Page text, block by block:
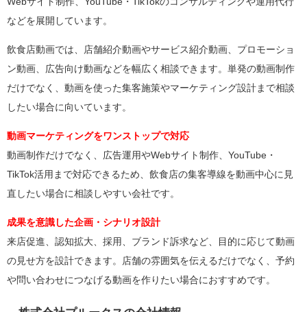
などを展開しています。
飲食店動画では、店舗紹介動画やサービス紹介動画、プロモーショ
ン動画、広告向け動画などを幅広く相談できます。単発の動画制作
だけでなく、動画を使った集客施策やマーケティング設計まで相談
したい場合に向いています。
動画マーケティングをワンストップで対応
動画制作だけでなく、広告運用やWebサイト制作、YouTube・
TikTok活用まで対応できるため、飲食店の集客導線を動画中心に見
直したい場合に相談しやすい会社です。
成果を意識した企画・シナリオ設計
来店促進、認知拡大、採用、ブランド訴求など、目的に応じて動画
の見せ方を設計できます。店舗の雰囲気を伝えるだけでなく、予約
や問い合わせにつなげる動画を作りたい場合におすすめです。